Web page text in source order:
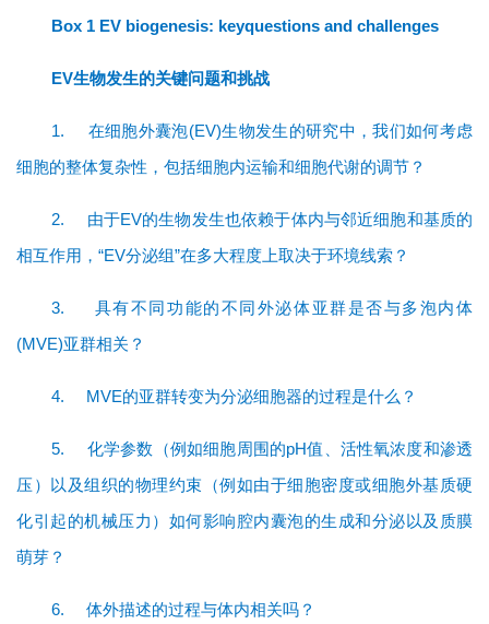
Box 1 EV biogenesis: keyquestions and challenges
EV生物发生的关键问题和挑战
1.
在细胞外囊泡(EV)生物发生的研究中，我们如何考虑
细胞的整体复杂性，包括细胞内运输和细胞代谢的调节？
2.
由于EV的生物发生也依赖于体内与邻近细胞和基质的
相互作用，“EV分泌组”在多大程度上取决于环境线索？
3.
具有不同功能的不同外泌体亚群是否与多泡内体
(MVE)亚群相关？
4. MVE的亚群转变为分泌细胞器的过程是什么？
5.
化学参数（例如细胞周围的pH值、活性氧浓度和渗透
压）以及组织的物理约束（例如由于细胞密度或细胞外基质硬
化引起的机械压力）如何影响腔内囊泡的生成和分泌以及质膜
萌芽？
6. 体外描述的过程与体内相关吗？